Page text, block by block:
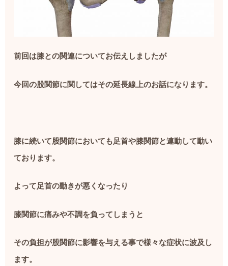
前回は膝との関連についてお伝えしましたが
今回の股関節に関してはその延長線上のお話になります。
膝に続いて股関節においても足首や膝関節と連動して動い
ております。
よって足首の動きが悪くなったり
膝関節に痛みや不調を負ってしまうと
その負担が股関節に影響を与える事で様々な症状に波及し
ます。